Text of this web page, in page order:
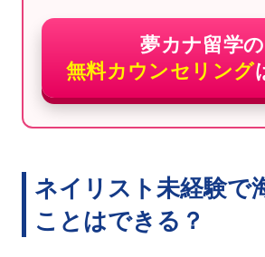
夢カナ留学の
無料カウンセリング
ネイリスト未経験で
ことはできる？